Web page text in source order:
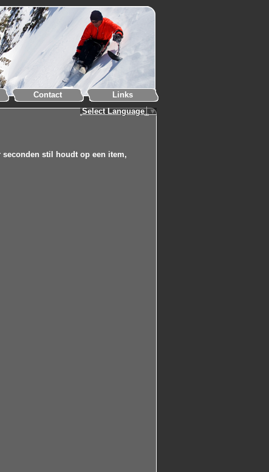
Contact
Links
Select Language ▼
stil houdt op een item,